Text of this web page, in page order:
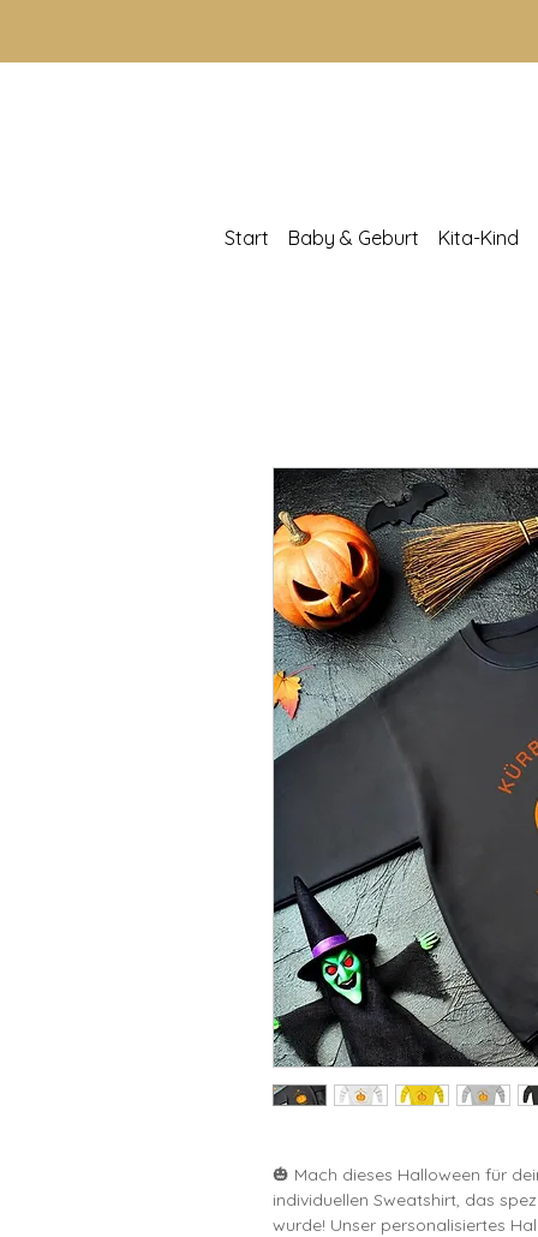
Start Baby & Geburt Kita-Kind
🎃 Mach dieses Halloween für
individuellen Sweatshirt, das
wurde! Unser personalisiertes